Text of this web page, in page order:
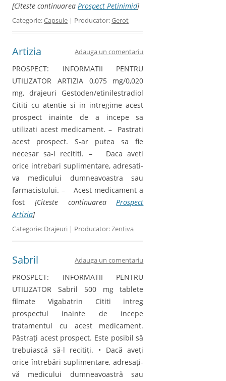
[Citeste continuarea Prospect Petinimid]
Categorie:Capsule | Producator:Gerot
Artizia Adauga un comentariu
PROSPECT: INFORMATII PENTRU
UTILIZATOR ARTIZIA 0,075 mg/0,020
mg, drajeuri Gestoden/etinilestradiol
Cititi cu atentie si in intregime acest
prospect inainte de a incepe sa
utilizati acest medicament. – Pastrati
acest prospect. S-ar putea sa fie
necesar sa-l recititi. – Daca aveti
orice intrebari suplimentare, adresati-
va medicului dumneavoastra sau
farmacistului. – Acest medicament a
fost [Citeste continuareaProspect
Artizia]
Categorie: Drajeuri | Producator:Zentiva
Sabril Adauga un comentariu
PROSPECT: INFORMATII PENTRU
UTILIZATOR Sabril 500 mg tablete
filmate Vigabatrin Cititi intreg
prospectul inainte de incepe
tratamentul cu acest medicament.
Păstrați acest prospect. Este posibil să
trebuiască să-l recitiți. • Dacă aveți
orice întrebări suplimentare, adresați-
vă medicului dumneavoastră sau